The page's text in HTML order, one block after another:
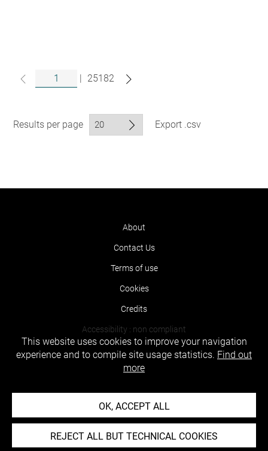
| 25182
Results per page Export .csv
About
Contact Us
Terms of use
Cookies
Credits
Accessibility : non compliant
This website uses cookies to improve your navigation
experience and to compile site usage statistics. Find out
more
OK, ACCEPT ALL
REJECT ALL BUT TECHNICAL COOKIES